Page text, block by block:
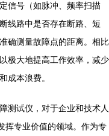
信号（如脉冲、频率扫描
线路中是否存在断路、短
确测量故障点的距离。相比
极大地提高工作效率，减少
成本浪费。
测试仪，对于企业和技术人
挥专业价值的领域。作为专